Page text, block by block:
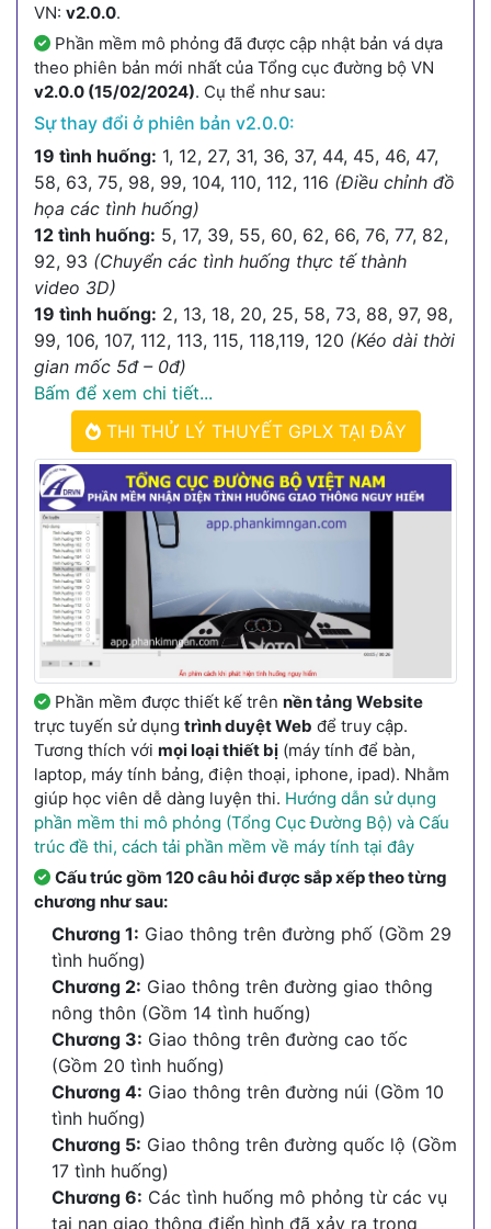
VN: v2.0.0.
Phần mềm mô phỏng đã được cập nhật bản vá dựa
theo phiên bản mới nhất của Tổng cục đường bộ VN
v2.0.0 (15/02/2024). Cụ thể như sau:
Sự thay đổi ở phiên bản v2.0.0:
19 tình huống: 1, 12, 27, 31, 36, 37, 44, 45, 46, 47,
58, 63, 75, 98, 99, 104, 110, 112, 116 (Điều chỉnh đồ
họa các tình huống)
12 tình huống: 5, 17, 39, 55, 60, 62, 66, 76, 77, 82,
92, 93 (Chuyển các tình huống thực tế thành
video 3D)
19 tình huống: 2, 13, 18, 20, 25, 58, 73, 88, 97, 98,
99, 106, 107, 112, 113, 115, 118,119, 120 (Kéo dài thời
gian mốc 5đ – 0đ)
Bấm để xem chi tiết...
THI THỬ LÝ THUYẾT GPLX TẠI ĐÂY
Phần mềm được thiết kế trên nền tảng Website
trực tuyến sử dụng trình duyệt Web để truy cập.
Tương thích với mọi loại thiết bị (máy tính để bàn,
laptop, máy tính bảng, điện thoại, iphone, ipad). Nhằm
giúp học viên dễ dàng luyện thi. Hướng dẫn sử dụng
phần mềm thi mô phỏng (Tổng Cục Đường Bộ) và Cấu
trúc đề thi, cách tải phần mềm về máy tính tại đây
Cấu trúc gồm 120 câu hỏi được sắp xếp theo từng
chương như sau:
Chương 1: Giao thông trên đường phố (Gồm 29
tình huống)
Chương 2: Giao thông trên đường giao thông
nông thôn (Gồm 14 tình huống)
Chương 3: Giao thông trên đường cao tốc
(Gồm 20 tình huống)
Chương 4: Giao thông trên đường núi (Gồm 10
tình huống)
Chương 5: Giao thông trên đường quốc lộ (Gồm
17 tình huống)
Chương 6: Các tình huống mô phỏng từ các vụ
tai nạn giao thông điển hình đã xảy ra trong